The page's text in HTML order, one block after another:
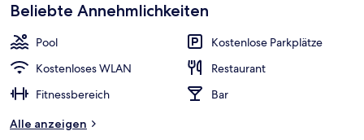
Beliebte Annehmlichkeiten
Pool
Kostenlose Parkplätze
Kostenloses WLAN
Restaurant
Fitnessbereich
Bar
Alle anzeigen